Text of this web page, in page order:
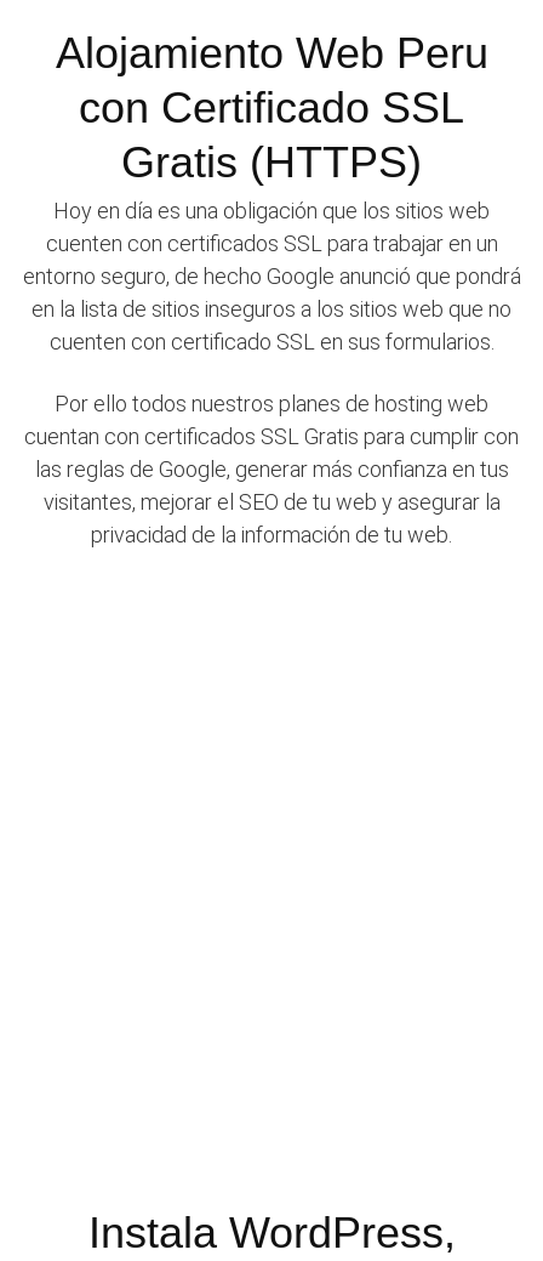
Alojamiento Web Peru
con Certificado SSL
Gratis (HTTPS)
Hoy en día es una obligación que los sitios web
cuenten con certificados SSL para trabajar en un
entorno seguro, de hecho Google anunció que pondrá
en la lista de sitios inseguros a los sitios web que no
cuenten con certificado SSL en sus formularios.
Por ello todos nuestros planes de hosting web
cuentan con certificados SSL Gratis para cumplir con
las reglas de Google, generar más confianza en tus
visitantes, mejorar el SEO de tu web y asegurar la
privacidad de la información de tu web.
Instala WordPress,